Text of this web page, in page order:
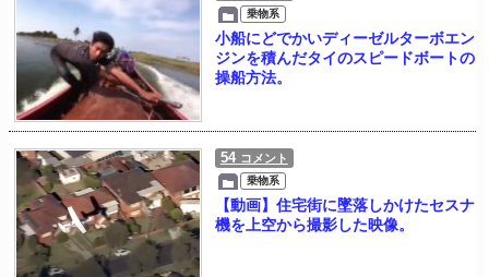
乗物系
小船にどでかいディーゼルターボエン
ジンを積んだタイのスピードボートの
操船方法。
54 コメント
乗物系
【動画】住宅街に墜落しかけたセスナ
機を上空から撮影した映像。